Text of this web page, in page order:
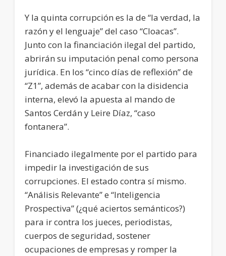
Y la quinta corrupción es la de “la verdad, la
razón y el lenguaje” del caso “Cloacas”.
Junto con la financiación ilegal del partido,
abrirán su imputación penal como persona
jurídica. En los “cinco días de reflexión” de
“Z1”, además de acabar con la disidencia
interna, elevó la apuesta al mando de
Santos Cerdán y Leire Díaz, “caso
fontanera”.
Financiado ilegalmente por el partido para
impedir la investigación de sus
corrupciones. El estado contra sí mismo.
“Análisis Relevante” e “Inteligencia
Prospectiva” (¿qué aciertos semánticos?)
para ir contra los jueces, periodistas,
cuerpos de seguridad, sostener
ocupaciones de empresas y romper la